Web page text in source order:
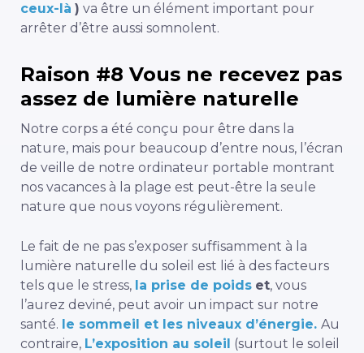
ceux-là ) va être un élément important pour
arrêter d’être aussi somnolent.
Raison #8 Vous ne recevez pas
assez de lumière naturelle
Notre corps a été conçu pour être dans la
nature, mais pour beaucoup d’entre nous, l’écran
de veille de notre ordinateur portable montrant
nos vacances à la plage est peut-être la seule
nature que nous voyons régulièrement.
Le fait de ne pas s’exposer suffisamment à la
lumière naturelle du soleil est lié à des facteurs
tels que le stress, la prise de poids et, vous
l’aurez deviné, peut avoir un impact sur notre
santé. le sommeil et les niveaux d’énergie. Au
contraire, L’exposition au soleil (surtout le soleil